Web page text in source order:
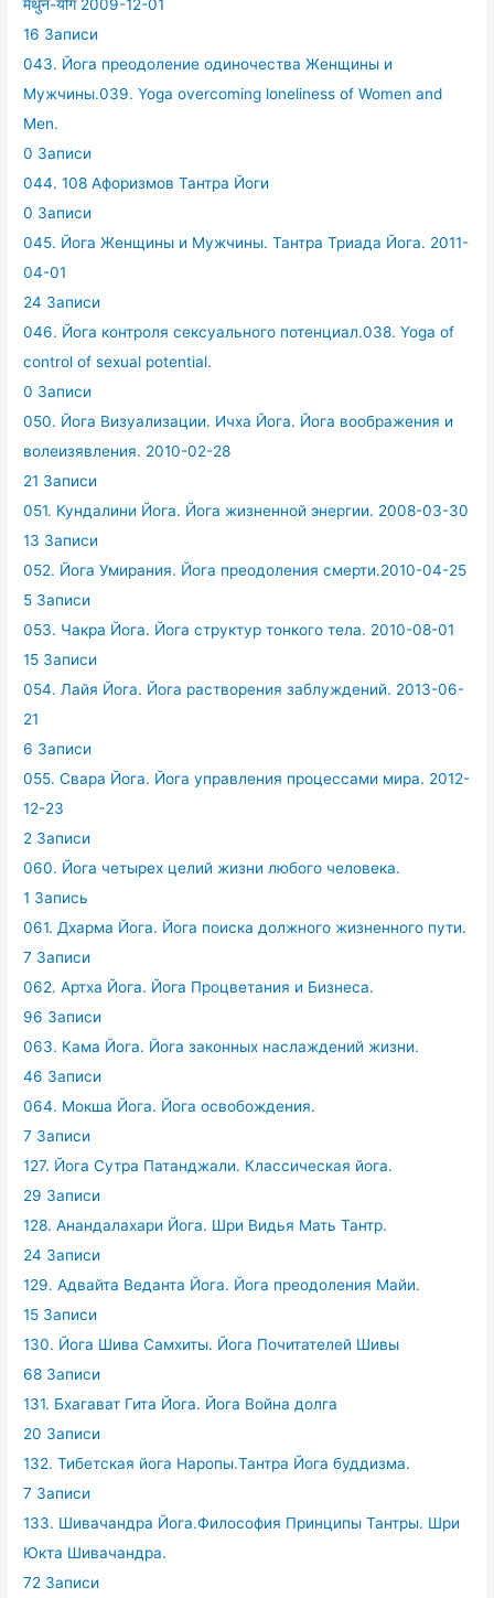
मैथुन-योग 2009-12-01
16 Записи
043. Йога преодоление одиночества Женщины и
Мужчины.039. Yoga overcoming loneliness of Women and
Men.
0 Записи
044. 108 Афоризмов Тантра Йоги
0 Записи
045. Йога Женщины и Мужчины. Тантра Триада Йога. 2011-
04-01
24 Записи
046. Йога контроля сексуального потенциал.038. Yoga of
control of sexual potential.
0 Записи
050. Йога Визуализации. Ичха Йога. Йога воображения и
волеизявления. 2010-02-28
21 Записи
051. Кундалини Йога. Йога жизненной энергии. 2008-03-30
13 Записи
052. Йога Умирания. Йога преодоления смерти.2010-04-25
5 Записи
053. Чакра Йога. Йога структур тонкого тела. 2010-08-01
15 Записи
054. Лайя Йога. Йога растворения заблуждений. 2013-06-
21
6 Записи
055. Свара Йога. Йога управления процессами мира. 2012-
12-23
2 Записи
060. Йога четырех целий жизни любого человека.
1 Запись
061. Дхарма Йога. Йога поиска должного жизненного пути.
7 Записи
062. Артха Йога. Йога Процветания и Бизнеса.
96 Записи
063. Кама Йога. Йога законных наслаждений жизни.
46 Записи
064. Мокша Йога. Йога освобождения.
7 Записи
127. Йога Сутра Патанджали. Классическая йога.
29 Записи
128. Анандалахари Йога. Шри Видья Мать Тантр.
24 Записи
129. Адвайта Веданта Йога. Йога преодоления Майи.
15 Записи
130. Йога Шива Самхиты. Йога Почитателей Шивы
68 Записи
131. Бхагават Гита Йога. Йога Война долга
20 Записи
132. Тибетская йога Наропы.Тантра Йога буддизма.
7 Записи
133. Шивачандра Йога.Философия Принципы Тантры. Шри
Юкта Шивачандра.
72 Записи